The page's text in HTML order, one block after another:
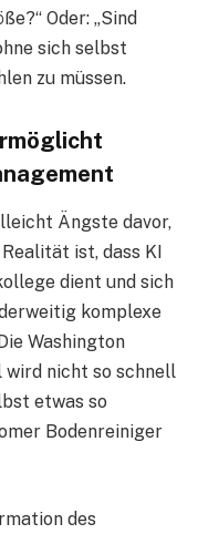
Oder: „Sind
sich selbst
zu müssen.
Ängste davor,
ist, dass KI
dient und sich
komplexe
Washington
wird nicht so schnell
etwas so
Bodenreiniger
des